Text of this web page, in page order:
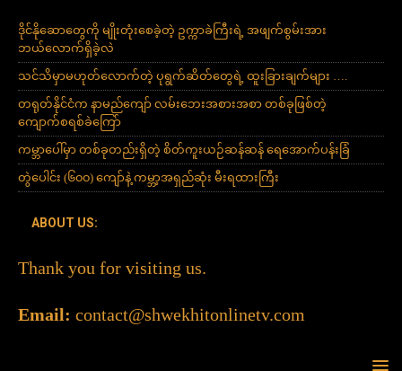
ဒိုင်နိုဆောတွေကို မျိုးတုံးစေခဲ့တဲ့ ဥက္ကာခဲကြီးရဲ့ အဖျက်စွမ်းအား
ဘယ်လောက်ရှိခဲ့လဲ
သင်သိမှာမဟုတ်လောက်တဲ့ ပုရွက်ဆိတ်တွေရဲ့ ထူးခြားချက်များ ….
တရုတ်နိုင်ငံက နာမည်ကျော် လမ်းဘေးအစားအစာ တစ်ခုဖြစ်တဲ့
ကျောက်စရစ်ခဲကြော်
ကမ္ဘာပေါ်မှာ တစ်ခုတည်းရှိတဲ့ စိတ်ကူးယဉ်ဆန်ဆန် ရေအောက်ပန်းခြံ
တွဲပေါင်း (၆၀၀) ကျော်နဲ့ ကမ္ဘာ့အရှည်ဆုံး မီးရထားကြီး
ABOUT US:
Thank you for visiting us.
Email: contact@shwekhitonlinetv.com